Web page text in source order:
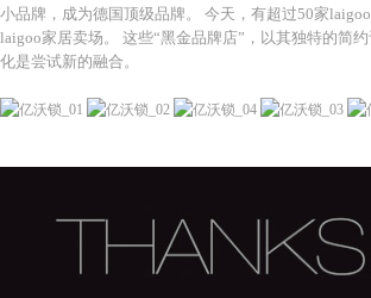
小品牌，成为德国顶级品牌。 今天，有超过50家
laigoo家居卖场。 这些“黑金品牌店”，以其独特的简
化是尝试新的融合。